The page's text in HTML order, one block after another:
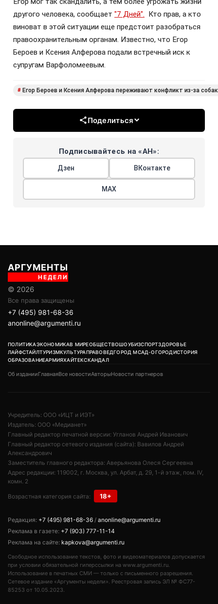
другого человека, сообщает "7 Дней". Кто прав, а кто
виноват в этой ситуации еще предстоит разобраться
правоохранительным органам. Известно, что Егор
Бероев и Ксения Алферова подали встречный иск к
супругам Варфоломеевым.
# Егор Бероев и Ксения Алферова переживают конфликт из-за
Поделиться
Подписывайтесь на «АН»:
Дзен ВКонтакте
МАХ
АРГУМЕНТЫ
НЕДЕЛИ
© 2026
Все права защищены
+7 (495) 981-68-36
anonline@argumenti.ru
ПОЛИТИКАЭКОНОМИКАВ МИРЕОБЩЕСТВОШОУБИЗСПОРТЗДОРОВЬЕ
ЛАЙФСТАЙЛТУРИЗМКУЛЬТУРАПРАВОВЕДГОРОД МСАД-ОГОРОДИСТОРИЯ
ОБРАЗОВАНИЕАРМИЯХАЙТЕКСКАНДАЛ
Об изданииГлавнаяВсе новостиАвторыНовости партнеров
Учредитель: ООО «ИЦТ и ИЭТ»
Издатель: ООО «Медианет»
Главный редактор печатной версии: Угланов Андрей Иванович
Главный редактор сетевого издания (сайта): Вавилов Андрей
Александрович
Заместитель главного редактора: Аверьянова Олеся Сергеевна
Адрес редакции: 119002, г. Москва, ул. Арбат, д. 29, 1-й этаж, пом. IV,
комн. 2
Возрастная категория сайта: 18+
Редакция: +7 (495) 981-68-36 / anonline@argumenti.ru
Реклама в газете: +7 (903) 777-11-14
Реклама на сайте: kapkova@argumenti.ru
Свободное использование текстов, фото и видеоматериалов допускается
при условии обязательной гиперссылки на www.argumenti.ru.
Использование в печатных СМИ — только с письменного разрешения.
Сетевое издание «Аргументы недели». Реестровая запись ЭЛ № ФС77-
85253 от 10.05.2023.